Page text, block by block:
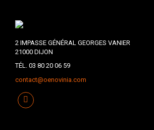
2 IMPASSE GÉNÉRAL GEORGES VANIER
21000 DIJON
TÉL. 03 80 20 06 59
contact@oenovinia.com